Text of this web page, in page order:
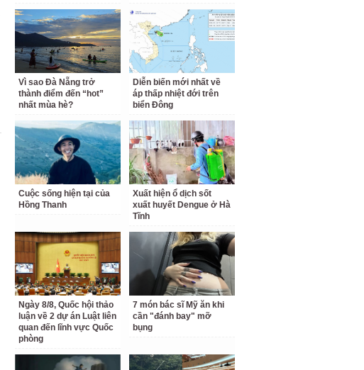
Vì sao Đà Nẵng trở
thành điểm đến “hot”
nhất mùa hè?
Diễn biến mới nhất về
áp thấp nhiệt đới trên
biển Đông
Cuộc sống hiện tại của
Hồng Thanh
Xuất hiện ổ dịch sốt
xuất huyết Dengue ở Hà
Tĩnh
Ngày 8/8, Quốc hội thảo
luận về 2 dự án Luật liên
quan đến lĩnh vực Quốc
phòng
7 món bác sĩ Mỹ ăn khi
cần "đánh bay" mỡ
bụng